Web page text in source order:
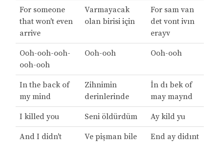
For someone
that won't even
arrive
Varmayacak
olan birisi için
For sam van
det vont ivın
erayv
Ooh-ooh-ooh-
ooh-ooh
Ooh-ooh Ooh-ooh
In the back of
my mind
Zihnimin
derinlerinde
İn dı bek of
may maynd
I killed you Seni öldürdüm Ay kild yu
And I didn't
Ve pişman bile
End ay didınt